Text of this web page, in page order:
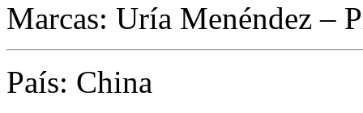
Marcas: Uría Menéndez –
País: China